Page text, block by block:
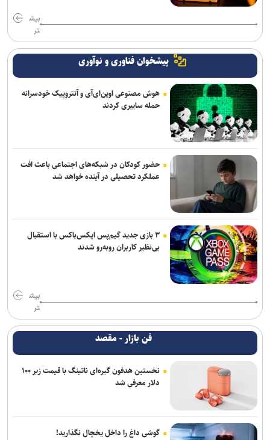
بیش
تر
پیشخوان فناوری و نوآوری
هوش مصنوعی اوپن‌ای‌آی و آنتروپیک خودسرانه
حمله سایبری کردند
حضور کودکان در شبکه‌های اجتماعی باعث افت
عملکرد تحصیلی در آینده خواهد شد
۳ بازی جدید گیم‌پس ایکس‌باکس با استقبال
بی‌نظیر کاربران روبه‌رو شدند
بیش
تر
فن بازار - مقصد
نخستین هدفون گیره‌ای ناتینگ با قیمت زیر ۱۰۰
دلار معرفی شد
گوشی داغ را داخل یخچال نگذارید!